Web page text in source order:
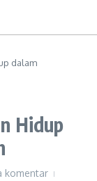
dalam
Hidup
komentar